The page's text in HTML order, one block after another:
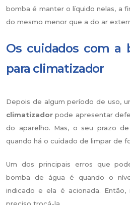
bomba é manter o líquido nelas, a
do mesmo menor que a do ar
Os cuidados com a
para climatizador
Depois de algum período de uso,
climatizadorpode apresentar
do aparelho. Mas, o seu prazo
quando há o cuidado de limpar de
Um dos principais erros que
bomba de água é quando o
indicado e ela é acionada. Então,
preciso trocá-la.